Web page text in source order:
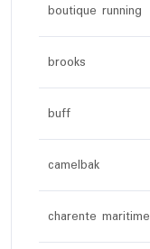
boutique running
brooks
buff
camelbak
charente maritime